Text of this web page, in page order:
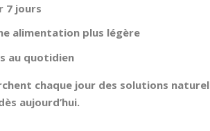
7 jours
alimentation plus légère
au quotidien
chaque jour des solutions
aujourd’hui.